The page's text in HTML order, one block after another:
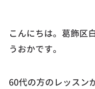
こんにちは。葛飾区
うおかです。
60代の方のレッスン